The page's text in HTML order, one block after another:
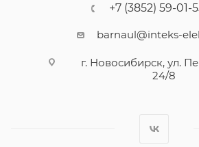
+7 (3852) 59-01-
barnaul@inteks-
г. Новосибирск, ул.
24/8